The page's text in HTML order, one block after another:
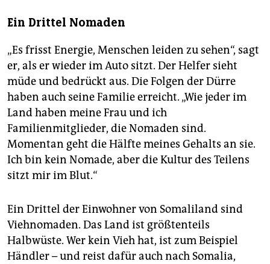
Ein Drittel Nomaden
„Es frisst Energie, Menschen leiden zu sehen“, sagt
er, als er wieder im Auto sitzt. Der Helfer sieht
müde und bedrückt aus. Die Folgen der Dürre
haben auch seine Familie erreicht. „Wie jeder im
Land haben meine Frau und ich
Familienmitglieder, die Nomaden sind.
Momentan geht die Hälfte meines Gehalts an sie.
Ich bin kein Nomade, aber die Kultur des Teilens
sitzt mir im Blut.“
Ein Drittel der Einwohner von Somaliland sind
Viehnomaden. Das Land ist größtenteils
Halbwüste. Wer kein Vieh hat, ist zum Beispiel
Händler – und reist dafür auch nach Somalia,